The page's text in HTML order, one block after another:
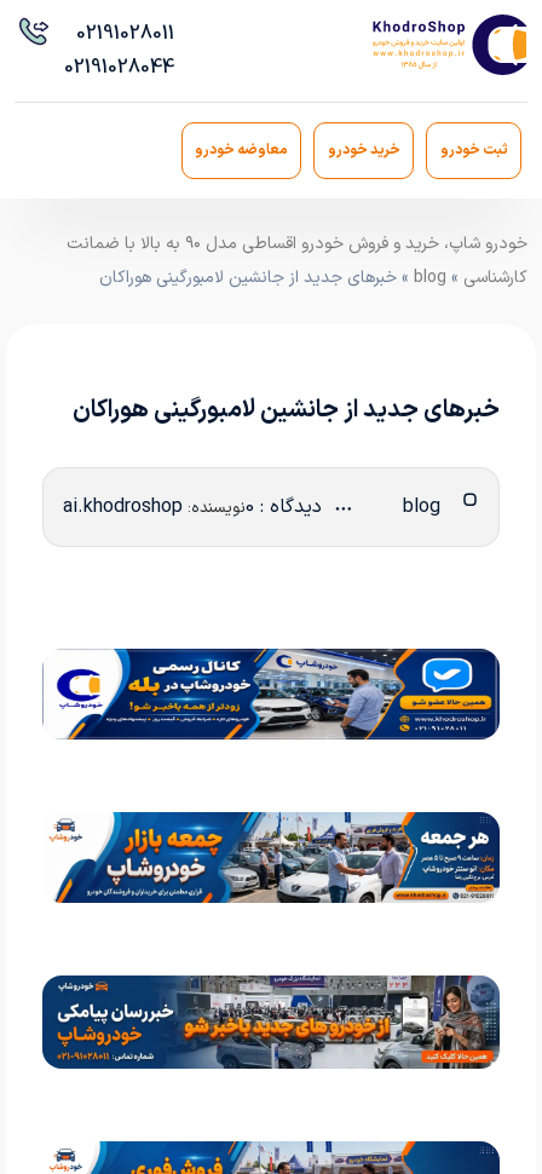
02191028011
02191028044
ثبت خودرو خرید خودرو معاوضه خودرو
خودرو شاپ، خرید و فروش خودرو اقساطی مدل ۹۰ به بالا با ضمانت
کارشناسی »
blog » خبرهای جدید از جانشین لامبورگینی هوراکان
خبرهای جدید از جانشین لامبورگینی هوراکان
دیدگاه : 0 نویسنده:ai.khodroshop